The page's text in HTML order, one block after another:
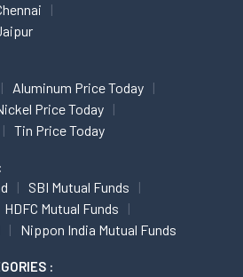
Aluminum Price Today
Price Today
Tin Price Today
SBI Mutual Funds
HDFC Mutual Funds
Nippon India Mutual Funds
: